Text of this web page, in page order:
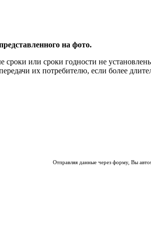
на фото.
или сроки годности не
их потребителю, если более
Отправляя данные через форму, Вы